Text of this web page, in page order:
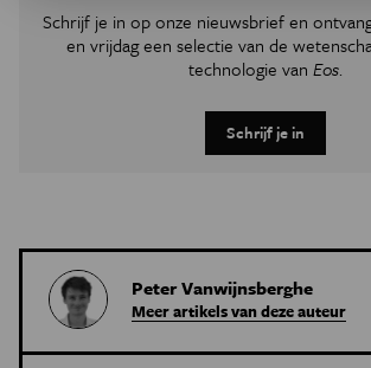
Schrijf je in op onze nieuwsbrief en
en vrijdag een selectie van de
technologie van Eos.
Schrijf je in
Peter Vanwijnsberghe
Meer artikels van deze auteur